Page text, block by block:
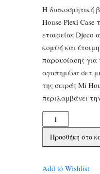
Η διακοσμητική
House Plexi Case
εταιρείας Djeco
κομψή και
παρουσίασης για
αγαπημένα σετ
της σειράς Mi
περιλαμβάνει
Djeco
ντισπλέι
πλέξι
με
Προσθήκη στο
Add to Wishlist